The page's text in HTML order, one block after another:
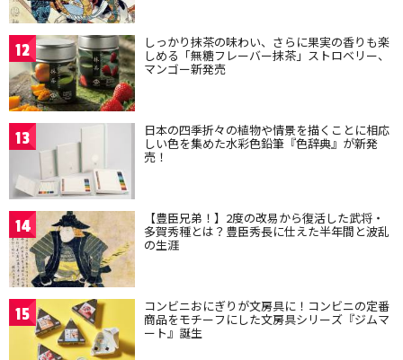
12 しっかり抹茶の味わい、さらに果実の香りも楽
しめる「無糖フレーバー抹茶」ストロベリー、
マンゴー新発売
13 日本の四季折々の植物や情景を描くことに相応
しい色を集めた水彩色鉛筆『色辞典』が新発
売！
14 【豊臣兄弟！】2度の改易から復活した武将・
多賀秀種とは？豊臣秀長に仕えた半年間と波乱
の生涯
15 コンビニおにぎりが文房具に！コンビニの定番
商品をモチーフにした文房具シリーズ『ジムマ
ート』誕生